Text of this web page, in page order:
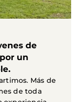
de
un
Más de
de toda